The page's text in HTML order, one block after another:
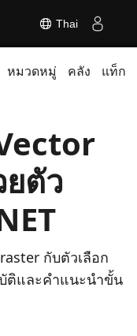
Thai
หมวดหมู่ คลัง แท็ก
ตัว
กับตัวเลือก
ติและคําแนะนําขั้น